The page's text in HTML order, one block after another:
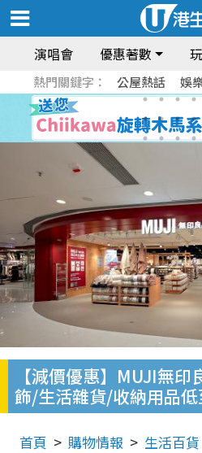
演唱會 優惠著數
熱門關鍵字： 公屋熱話 娛
【減價優惠】MUJI無
飾/生活雜貨/收納用品
首頁 購物情報 生活百貨